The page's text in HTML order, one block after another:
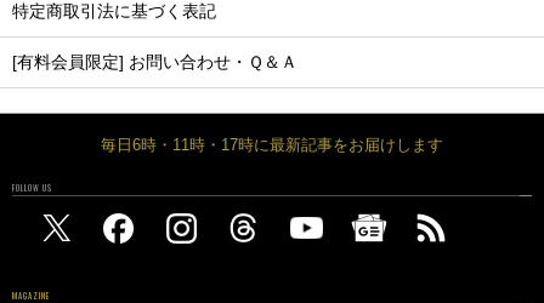
特定商取引法に基づく表記
[有料会員限定] お問い合わせ・Ｑ＆Ａ
毎日6時・11時・17時に最新記事をお届けします
FOLLOW US
MAGAZINE